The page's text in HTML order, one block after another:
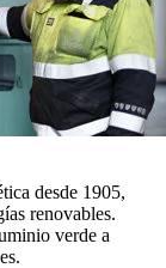
desde 1905,
renovables.
verde a